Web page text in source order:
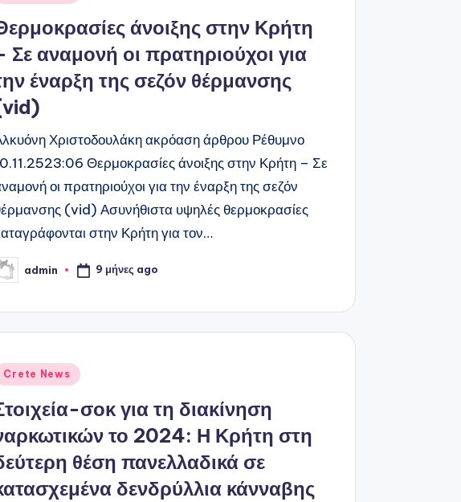
άνοιξης στην Κρήτη
Σε αναμονή οι πρατηριούχοι για
έναρξη της σεζόν θέρμανσης
Χριστοδουλάκη ακρόαση άρθρου Ρέθυμνο
Θερμοκρασίες άνοιξης στην Κρήτη – Σε
οι πρατηριούχοι για την έναρξη της σεζόν
(vid) Ασυνήθιστα υψηλές θερμοκρασίες
στην Κρήτη για τον…
admin 9 μήνες ago
Crete News
σοκ για τη διακίνηση
το 2024: Η Κρήτη στη
θέση πανελλαδικά σε
δενδρύλλια κάνναβης